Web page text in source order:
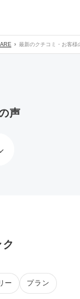
最新のクチコミ・お客様
声
ー プラン